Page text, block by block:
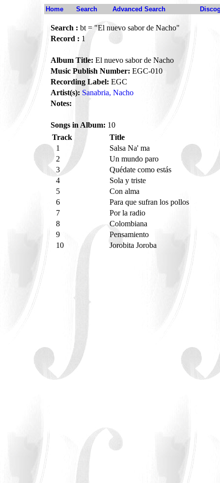
Home Search Advanced Search
Search : bt = "El nuevo sabor de Nacho"
Record : 1
Album Title: El nuevo sabor de Nacho
Music Publish Number: EGC-010
Recording Label: EGC
Artist(s): Sanabria, Nacho
Notes:
Songs in Album: 10
Track
Title
1
Salsa Na' ma
2
Un mundo paro
3
Quédate como estás
4
Sola y triste
5
Con alma
6
Para que sufran los pollos
7
Por la radio
8
Colombiana
9
Pensamiento
10
Jorobita Joroba